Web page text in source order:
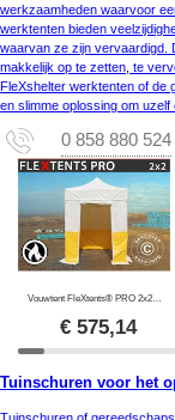
werkzaamheden waarvoor
werktenten bieden
waarvan ze zijn vervaardigd.
makkelijk op te zetten, te
FleXshelter werktenten of de
en slimme oplossing om
0 858 880 524
Vouwtent FleXtents® PRO 2x2m, PVC, Werktent, brandvertragend, incl. 4 zijwanden
€575,14
Tuinschuren voor het